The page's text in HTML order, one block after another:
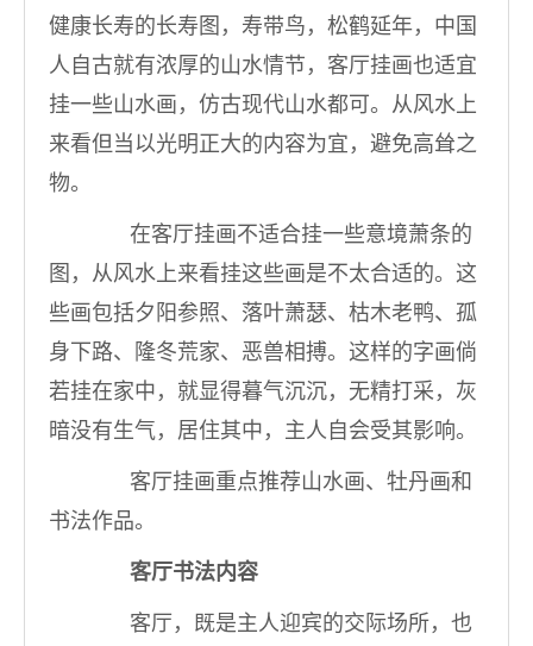
健康长寿的长寿图，寿带鸟，松鹤延年，中国
人自古就有浓厚的山水情节，客厅挂画也适宜
挂一些山水画，仿古现代山水都可。从风水上
来看但当以光明正大的内容为宜，避免高耸之
物。
在客厅挂画不适合挂一些意境萧条的
图，从风水上来看挂这些画是不太合适的。这
些画包括夕阳参照、落叶萧瑟、枯木老鸭、孤
身下路、隆冬荒家、恶兽相搏。这样的字画倘
若挂在家中，就显得暮气沉沉，无精打采，灰
暗没有生气，居住其中，主人自会受其影响。
客厅挂画重点推荐山水画、牡丹画和
书法作品。
客厅书法内容
客厅，既是主人迎宾的交际场所，也